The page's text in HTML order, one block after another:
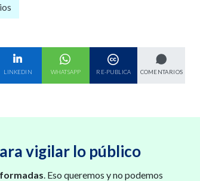
EN COMPARTE EN
LINKEDIN
COMPARTE EN
WHATSAPP RE-PUBLICA COMENTARIOS
vigilar lo público
. Eso queremos y no podemos